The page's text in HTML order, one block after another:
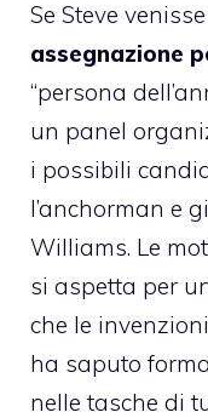
Se Steve
assegnazione
“persona
un panel
i possibili
l’anchorman e
Williams. Le
si aspetta per
che le
ha saputo
nelle tasche di